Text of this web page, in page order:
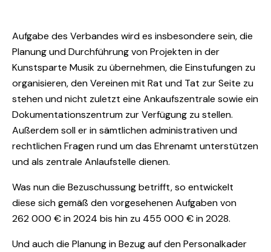
Aufgabe des Verbandes wird es insbesondere sein, die
Planung und Durchführung von Projekten in der
Kunstsparte Musik zu übernehmen, die Einstufungen zu
organisieren, den Vereinen mit Rat und Tat zur Seite zu
stehen und nicht zuletzt eine Ankaufszentrale sowie ein
Dokumentationszentrum zur Verfügung zu stellen.
Außerdem soll er in sämtlichen administrativen und
rechtlichen Fragen rund um das Ehrenamt unterstützen
und als zentrale Anlaufstelle dienen.
Was nun die Bezuschussung betrifft, so entwickelt
diese sich gemäß den vorgesehenen Aufgaben von
262 000 € in 2024 bis hin zu 455 000 € in 2028.
Und auch die Planung in Bezug auf den Personalkader